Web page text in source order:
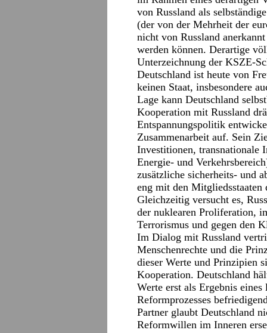
von Russland als
(der von der Mehrheit der
nicht von Russland
werden können. Derartige
Unterzeichnung der KSZE-
Deutschland ist heute von
keinen Staat, insbesondere
Lage kann Deutschland
Kooperation mit Russland
Entspannungspolitik
Zusammenarbeit auf. Sein
Investitionen, transnationale
Energie- und
zusätzliche sicherheits- und
eng mit den
Gleichzeitig versucht es,
der nuklearen Proliferation,
Terrorismus und gegen den
Im Dialog mit Russland
Menschenrechte und die
dieser Werte und Prinzipien
Kooperation. Deutschland
Werte erst als Ergebnis
Reformprozesses
Partner glaubt Deutschland
Reformwillen im Inneren